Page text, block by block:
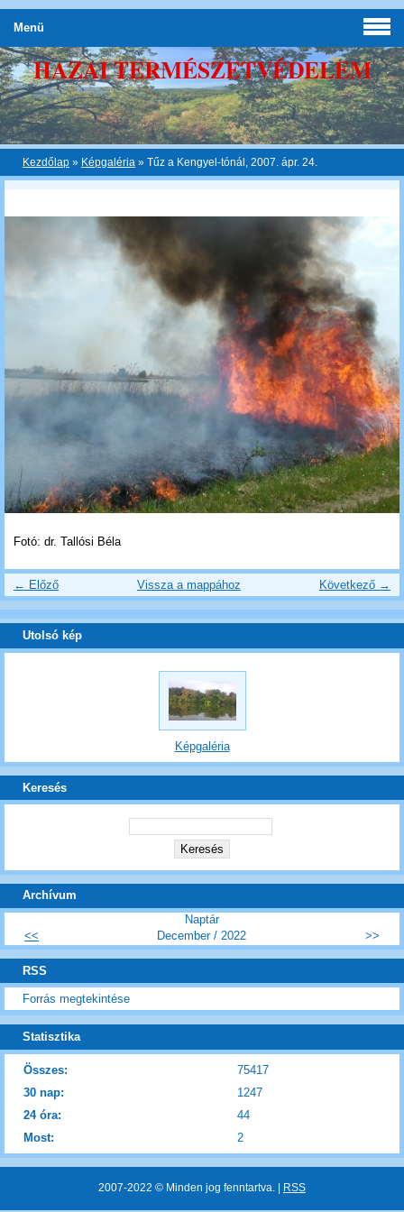
HAZAI TERMÉSZETVÉDELEM
Kezdőlap » Képgaléria » Tűz a Kengyel-tónál, 2007. ápr. 24.
Fotó: dr. Tallósi Béla
← Előző Következő →
Vissza a mappához
Menü
Utolsó kép
Képgaléria
Keresés
Archívum
Naptár
<<
December / 2022 >>
RSS
Forrás megtekintése
Statisztika
Most: 2
Összes:
75417
30 nap:
1247
24 óra:
44
2007-2022 © Minden jog fenntartva. | RSS